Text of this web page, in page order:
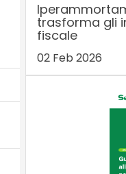
trasforma gli
fiscale
02 Feb 2026